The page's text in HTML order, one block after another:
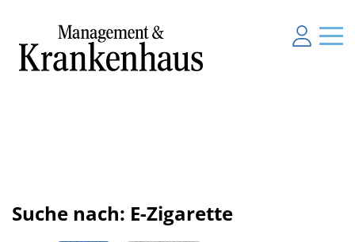
Suche nach: E-Zigarette